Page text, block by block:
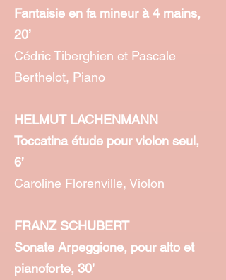
Fantaisie en fa mineur à 4 mains,
20’
Cédric Tiberghien et Pascale
Berthelot, Piano
HELMUT LACHENMANN
Toccatina étude pour violon seul,
6’
Caroline Florenville, Violon
FRANZ SCHUBERT
Sonate Arpeggione, pour alto et
pianoforte, 30’